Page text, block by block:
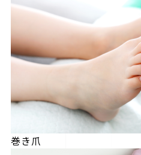
巻き爪